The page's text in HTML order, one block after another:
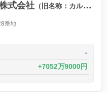
式会社 （旧名称：カルソニックカンセイマシーンワークス株式会社,ケーエスエンジニアリング株式会社）
番地
-
7052万9000円